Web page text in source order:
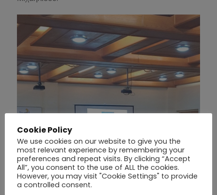
Cookie Policy
We use cookies on our website to give you the
most relevant experience by remembering your
preferences and repeat visits. By clicking “Accept
All”, you consent to the use of ALL the cookies.
However, you may visit "Cookie Settings" to provide
a controlled consent.